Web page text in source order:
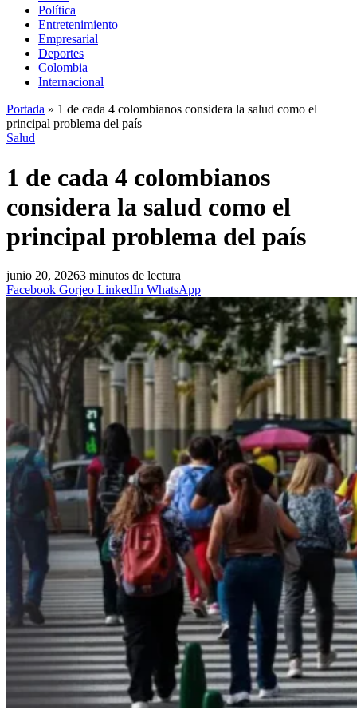
Política
Entretenimiento
Empresarial
Deportes
Colombia
Internacional
Portada » 1 de cada 4 colombianos considera la salud como el
principal problema del país
Salud
1 de cada 4 colombianos
considera la salud como el
principal problema del país
junio 20, 20263 minutos de lectura
Facebook Gorjeo LinkedIn WhatsApp